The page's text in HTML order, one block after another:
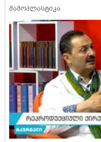
მამოპლასტიკა